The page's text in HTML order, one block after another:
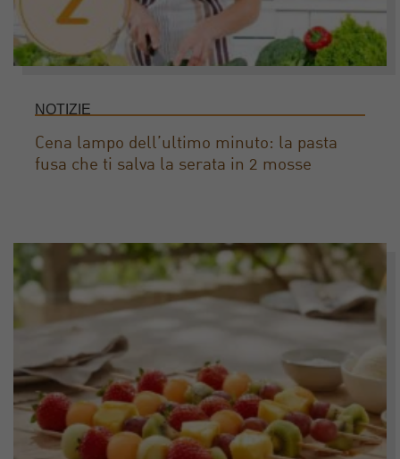
NOTIZIE
Cena lampo dell’ultimo minuto: la pasta
fusa che ti salva la serata in 2 mosse